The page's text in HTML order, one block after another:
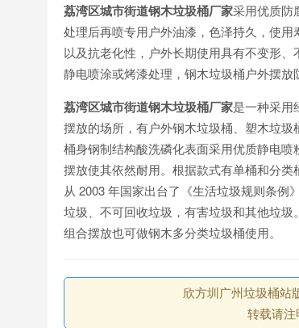
荔湾区城市街道钢木垃圾桶厂家采用优质防
处理后再喷专用户外油漆，色泽持久，使
以及抗老化性，户外长期使用具有不变形
静电喷涂或烤漆处理，钢木垃圾桶户外摆放
荔湾区城市街道钢木垃圾桶厂家是一种采用
摆放的场所，有户外钢木垃圾桶、塑木垃
桶身钢制结构酸洗磷化表面采用优质静电
摆放使其依然耐用。根据款式有单桶和分类
从 2003 年国家出台了《生活垃圾规则条
垃圾、不可回收垃圾，有害垃圾和其他垃
组合摆放也可做钢木多分类垃圾桶使用。
欣方圳广州垃圾桶站
转载请注